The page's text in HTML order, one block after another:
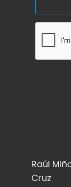
Raúl
Cruz